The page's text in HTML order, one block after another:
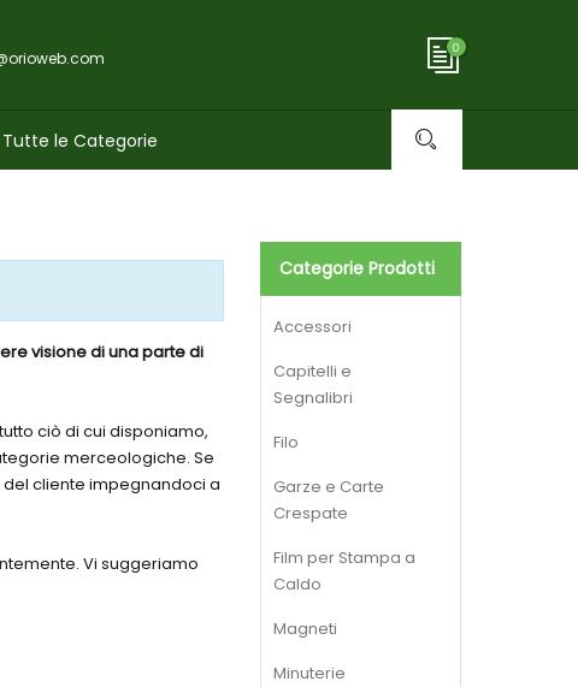
0
visione di una parte di
ciò di cui disponiamo,
merceologiche. Se
cliente impegnandoci a
Vi suggeriamo
Categorie Prodotti
Accessori
Capitelli e
Segnalibri
Filo
Garze e Carte
Crespate
Film per Stampa a
Caldo
Magneti
Minuterie